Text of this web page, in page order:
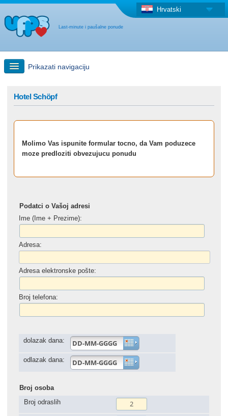
Last-minute i paušalne ponude
Hrvatski
Prikazati navigaciju
Putovanja: Pretraga na zemljovidu
"Last Minute"ponuda + Paušalna ponuda
Druga država
Hotel Schöpf
Molimo Vas ispunite formular tocno, da Vam poduzece
moze predloziti obvezujucu ponudu
Podatci o Vašoj adresi
Ime (Ime + Prezime):
Adresa:
Adresa elektronske pošte:
Broj telefona:
dolazak dana:
odlazak dana:
Broj osoba
Broj odraslih